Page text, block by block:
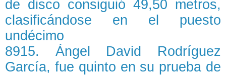
de disco consiguió 49,50 metros,
clasificándose en el puesto
undécimo
8915. Ángel David Rodríguez
García, fue quinto en su prueba de